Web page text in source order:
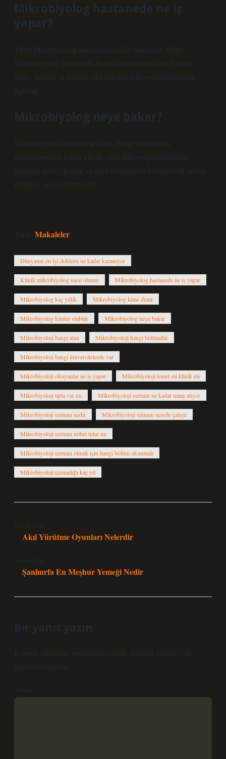
Mikrobiyolog hastanede ne iş
yapar?
Tıbbi Mikrobiyoloji Bölümümüzdeki hekimler; Tıbbi
Mikrobiyoloji; insanlarda hastalıklara neden olan bakteri,
virüs, mantar ve parazit gibi patojen mikroorganizmalarla
ilgilenir.
Mikrobiyolog neye bakar?
Mikrobiyoloji laboratuvar alanı, insan vücudunda
görülemeyecek kadar küçük olan mikroorganizmaların,
gelişmiş mikroskoplar ve özel solüsyonlar kullanılarak analiz
edilmesi ve incelenmesidir.
Tarih: Makaleler
Dünyanın en iyi doktoru ne kadar kazanıyor
Klinik mikrobiyolog nasıl olunur Mikrobiyolog hastanede ne iş yapar
Mikrobiyolog kaç yıllık Mikrobiyolog kime denir
Mikrobiyolog kimler olabilir Mikrobiyolog neye bakar
Mikrobiyoloji hangi alan Mikrobiyoloji hangi bölümdür
Mikrobiyoloji hangi üniversitelerde var
Mikrobiyoloji okuyanlar ne iş yapar Mikrobiyoloji temel mi klinik mi
Mikrobiyoloji tıpta var mı Mikrobiyoloji uzmanı ne kadar maaş alıyor
Mikrobiyoloji uzmanı nedir Mikrobiyoloji uzmanı nerede çalışır
Mikrobiyoloji uzmanı nöbet tutar mı
Mikrobiyoloji uzmanı olmak için hangi bölüm okunmalı
Mikrobiyoloji uzmanlığı kaç yıl
Önceki Yazı
Akıl Yürütme Oyunları Nelerdir
Sonraki Yazı
Şanlıurfa En Meşhur Yemeği Nedir
Bir yanıt yazın
E-posta adresiniz yayınlanmayacak. Gerekli alanlar
ile
işaretlenmişlerdir
Yorum